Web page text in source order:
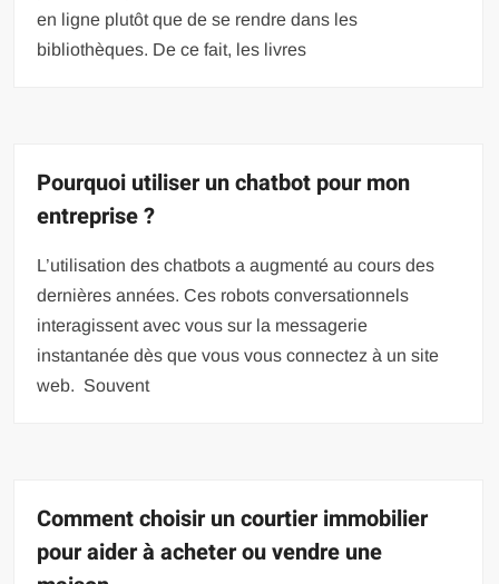
en ligne plutôt que de se rendre dans les
bibliothèques. De ce fait, les livres
Pourquoi utiliser un chatbot pour mon
entreprise ?
L’utilisation des chatbots a augmenté au cours des
dernières années. Ces robots conversationnels
interagissent avec vous sur la messagerie
instantanée dès que vous vous connectez à un site
web. Souvent
Comment choisir un courtier immobilier
pour aider à acheter ou vendre une